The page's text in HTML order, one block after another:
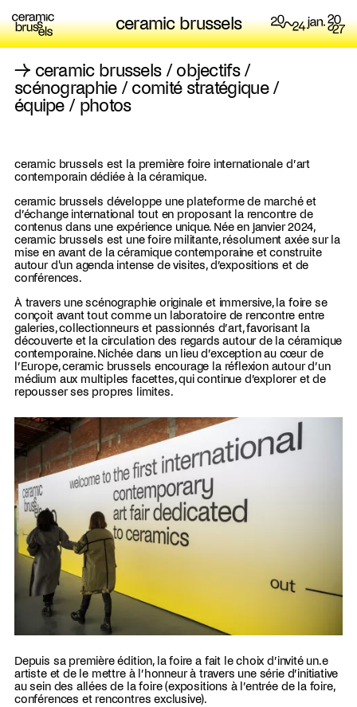
ceramic brussels
→ ceramic brussels/ objectifs/
scénographie/ comité stratégique/
équipe/ photos
ceramic brussels est la première foire internationale d’art
contemporain dédiée à la céramique.
ceramic brussels développe une plateforme de marché et
d’échange international tout en proposant la rencontre de
contenus dans une expérience unique. Née en janvier 2024,
ceramic brussels est une foire militante, résolument axée sur la
mise en avant de la céramique contemporaine et construite
autour d'un agenda intense de visites, d’expositions et de
conférences.
À travers une scénographie originale et immersive, la foire se
conçoit avant tout comme un laboratoire de rencontre entre
galeries, collectionneurs et passionnés d’art, favorisant la
découverte et la circulation des regards autour de la céramique
contemporaine. Nichée dans un lieu d’exception au cœur de
l’Europe, ceramic brussels encourage la réflexion autour d’un
médium aux multiples facettes, qui continue d’explorer et de
repousser ses propres limites.
Depuis sa première édition, la foire a fait le choix d’invité un.e
artiste et de le mettre à l’honneur à travers une série d’initiative
au sein des allées de la foire (expositions à l’entrée de la foire,
conférences et rencontres exclusive).